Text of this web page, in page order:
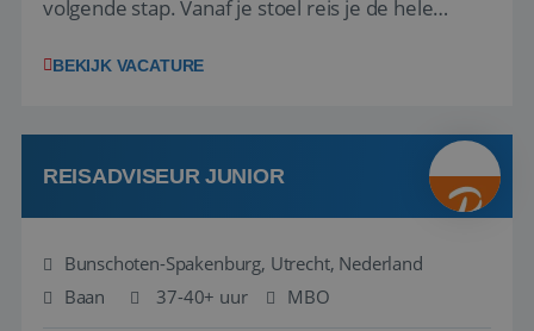
volgende stap. Vanaf je stoel reis je de hele
wensen van je team, je klant en wat er in de
klanten te overtuigen om die droomreis te
boeken! ...
BEKIJK VACATURE
REISADVISEUR JUNIOR
Bunschoten-Spakenburg, Utrecht, Nederland
Baan
37-40+ uur MBO